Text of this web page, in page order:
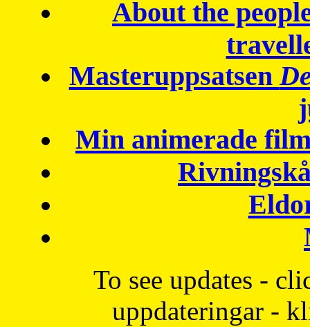
About the
Masteruppsatsen
Min animerade
To see updates -
uppdateringar -